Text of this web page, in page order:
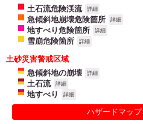
土石流危険渓流
詳細
急傾斜地崩壊危険箇所 詳細
地すべり危険箇所 詳細
雪崩危険箇所 詳細
土砂災害警戒区域
急傾斜地の崩壊
詳細
土石流 詳細
地すべり 詳細
ハザードマッ